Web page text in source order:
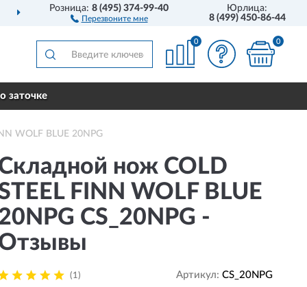
ДОСТАВИМПО ВСЕЙ РОССИИ
Розница:8 (495) 374-99-40
Перезвоните мне
Юрлица:
8 (499) 450-86-44
0 0
заточке
WOLF BLUE 20NPG
нож COLD
FINN WOLF BLUE
CS_20NPG -
(1) Артикул: CS_20NPG